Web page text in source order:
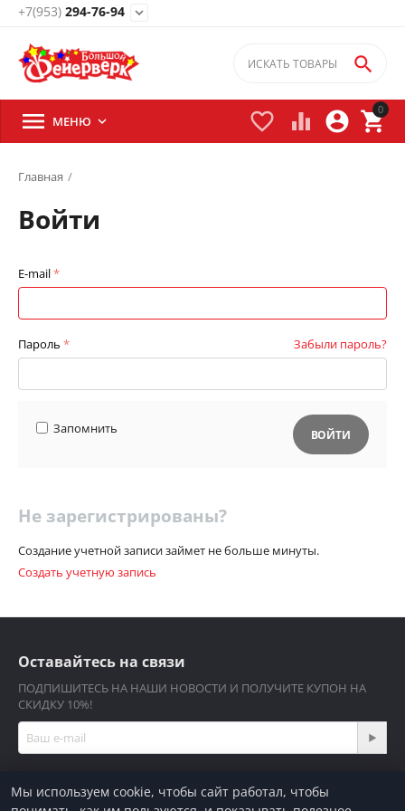
+7(953) 294-76-94 expand_more
0


 

 МЕНЮ 
Главная /
Войти
E-mail
Пароль Забыли пароль?
ВОЙТИ
Запомнить
Не зарегистрированы?
Создание учетной записи займет не больше минуты.
Создать учетную запись
Оставайтесь на связи
ПОДПИШИТЕСЬ НА НАШИ НОВОСТИ И ПОЛУЧИТЕ КУПОН НА
СКИДКУ 10%!
Мы используем cookie, чтобы сайт работал, чтобы